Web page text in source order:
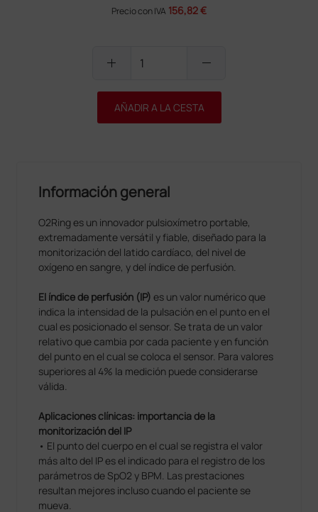
Precio con IVA 156,82 €
add remove
AÑADIR A LA CESTA
Información general
O2Ring es un innovador pulsioxímetro portable,
extremadamente versátil y fiable, diseñado para la
monitorización del latido cardíaco, del nivel de
oxígeno en sangre, y del índice de perfusión.
El índice de perfusión (IP) es un valor numérico que
indica la intensidad de la pulsación en el punto en el
cual es posicionado el sensor. Se trata de un valor
relativo que cambia por cada paciente y en función
del punto en el cual se coloca el sensor. Para valores
superiores al 4% la medición puede considerarse
válida.
Aplicaciones clínicas: importancia de la
monitorización del IP
• El punto del cuerpo en el cual se registra el valor
más alto del IP es el indicado para el registro de los
parámetros de SpO2 y BPM. Las prestaciones
resultan mejores incluso cuando el paciente se
mueva.